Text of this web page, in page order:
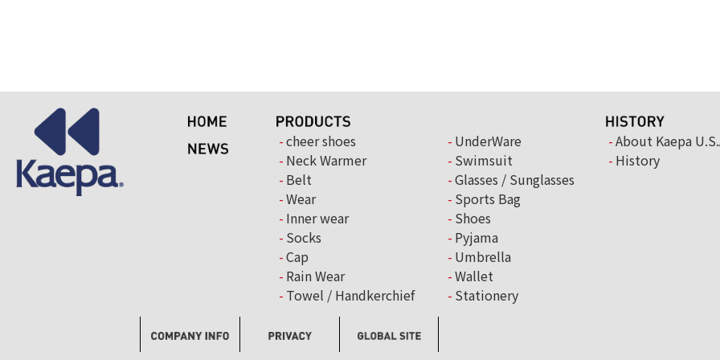
cheer shoes
UnderWare
Neck Warmer
Swimsuit
Belt
Glasses / Sunglasses
Wear
Sports Bag
Inner wear
Shoes
Socks
Pyjama
Cap
Umbrella
Rain Wear
Wallet
Towel / Handkerchief
Stationery
About Kaepa
History